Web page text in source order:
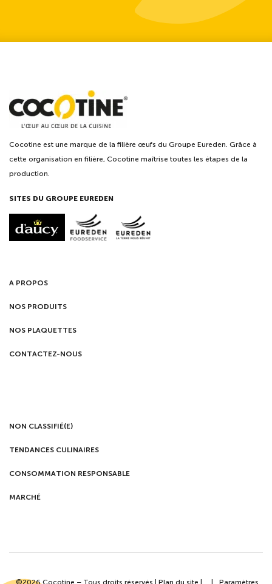
Cocotine est une marque de la filière œufs du Groupe Eureden. Grâce à
cette organisation en filière, Cocotine maîtrise toutes les étapes de la
production.
SITES DU GROUPE EUREDEN
A PROPOS
NOS PRODUITS
NOS PLAQUETTES
CONTACTEZ-NOUS
NON CLASSIFIÉ(E)
TENDANCES CULINAIRES
CONSOMMATION RESPONSABLE
MARCHÉ
©2026 Cocotine – Tous droits réservés |Plan du site Paramètres